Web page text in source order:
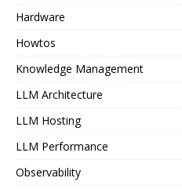
Hardware
Howtos
Knowledge Management
LLM Architecture
LLM Hosting
LLM Performance
Observability